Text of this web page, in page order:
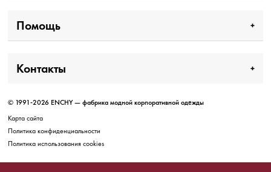
Помощь
Контакты
© 1991-2026 ENCHY — фабрика модной корпоративной одежды
Карта сайта
Политика конфиденциальности
Политика использования cookies